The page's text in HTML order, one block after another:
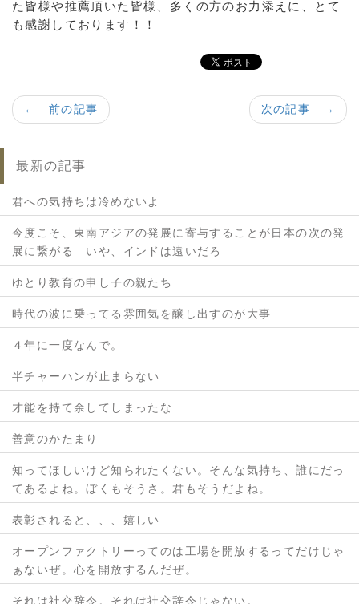
た皆様や推薦頂いた皆様、多くの方のお力添えに、とて
も感謝しております！！
次の記事 →
← 前の記事
最新の記事
君への気持ちは冷めないよ
今度こそ、東南アジアの発展に寄与することが日本の次の発
展に繋がる いや、インドは遠いだろ
ゆとり教育の申し子の親たち
時代の波に乗ってる雰囲気を醸し出すのが大事
４年に一度なんで。
半チャーハンが止まらない
才能を持て余してしまったな
善意のかたまり
知ってほしいけど知られたくない。そんな気持ち、誰にだっ
てあるよね。ぼくもそうさ。君もそうだよね。
表彰されると、、、嬉しい
オープンファクトリーってのは工場を開放するってだけじゃ
ぁないぜ。心を開放するんだぜ。
それは社交辞令。それは社交辞令じゃない。